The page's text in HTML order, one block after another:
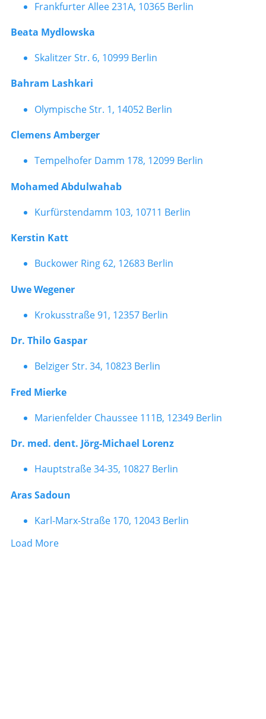
Frankfurter Allee 231A, 10365 Berlin
Beata Mydlowska
Skalitzer Str. 6, 10999 Berlin
Bahram Lashkari
Olympische Str. 1, 14052 Berlin
Clemens Amberger
Tempelhofer Damm 178, 12099 Berlin
Mohamed Abdulwahab
Kurfürstendamm 103, 10711 Berlin
Kerstin Katt
Buckower Ring 62, 12683 Berlin
Uwe Wegener
Krokusstraße 91, 12357 Berlin
Dr. Thilo Gaspar
Belziger Str. 34, 10823 Berlin
Fred Mierke
Marienfelder Chaussee 111B, 12349 Berlin
Dr. med. dent. Jörg-Michael Lorenz
Hauptstraße 34-35, 10827 Berlin
Aras Sadoun
Karl-Marx-Straße 170, 12043 Berlin
Load More